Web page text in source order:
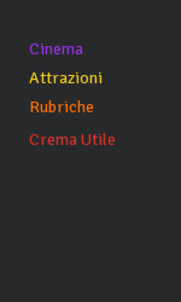
Cinema
Attrazioni
Rubriche
Crema Utile